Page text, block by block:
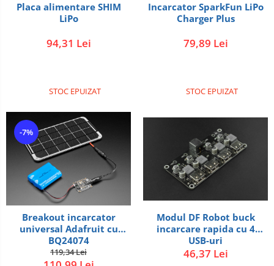
Placa alimentare SHIM
LiPo
94,31 Lei
STOC EPUIZAT
Incarcator SparkFun LiPo
Charger Plus
79,89 Lei
STOC EPUIZAT
-7%
Breakout incarcator
universal Adafruit cu
BQ24074
119,34 Lei
Modul DF Robot buck
incarcare rapida cu 4
USB-uri
46,37 Lei